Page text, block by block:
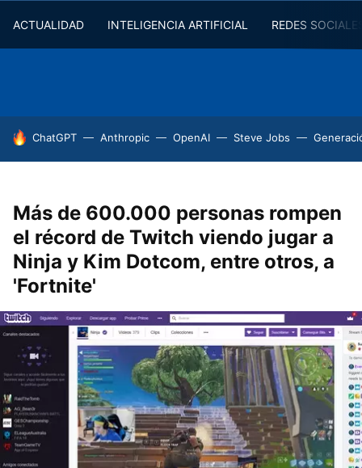
ACTUALIDAD INTELIGENCIA ARTIFICIAL REDES
HOY SE HABLA DE
ChatGPT Anthropic OpenAI Steve Jobs
Más de 600.000 personas rompen
el récord de Twitch viendo jugar a
Ninja y Kim Dotcom, entre otros, a
'Fortnite'